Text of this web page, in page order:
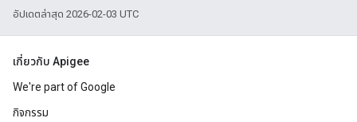
อัปเดตล่าสุด 2026-02-03 UTC
เกี่ยวกับ Apigee
We're part of Google
กิจกรรม